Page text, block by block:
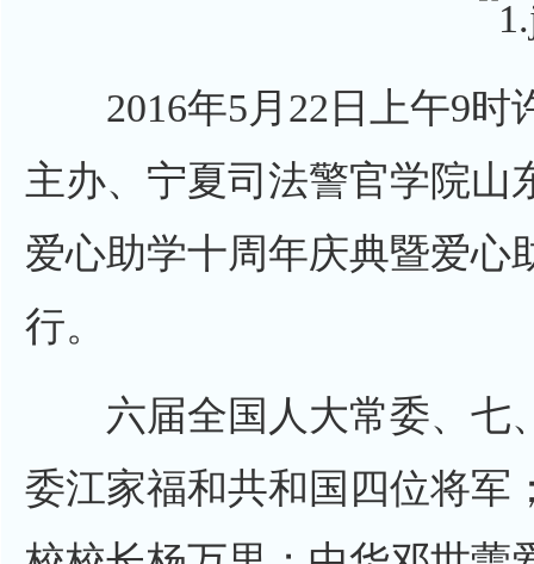
2016年5月22日上午9时
主办、宁夏司法警官学院山
爱心助学十周年庆典暨爱心
行。
六届全国人大常委、七
委江家福和共和国四位将军